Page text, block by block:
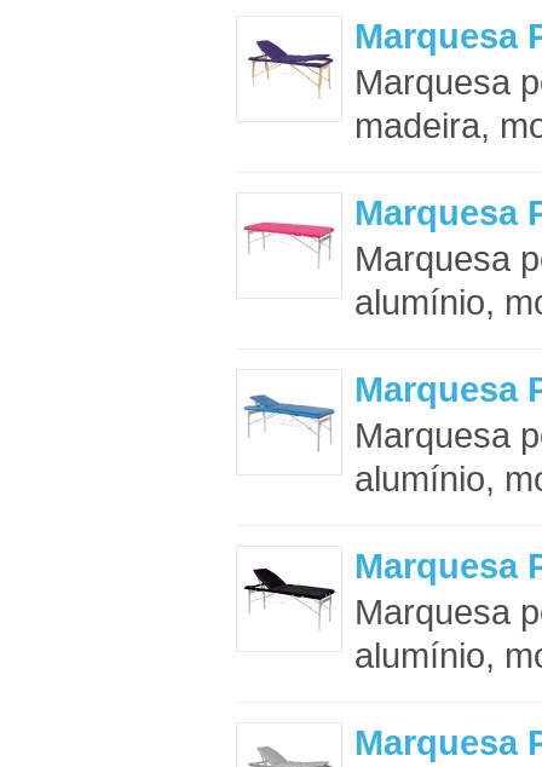
Marquesa
Marquesa
madeira,
Marquesa
Marquesa
alumínio,
Marquesa
Marquesa
alumínio,
Marquesa
Marquesa
alumínio,
Marquesa